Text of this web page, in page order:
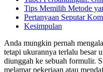
Tips Memilih Metode
Pertanyaan Seputar
Kesimpulan
Anda mungkin pernah
tetapi ukurannya terlalu besar
diunggah ke sebuah formulir.
melamar pekerjaan atau